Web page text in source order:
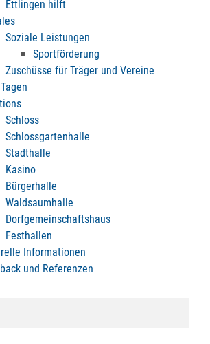
Ettlingen hilft
Soziale Leistungen
Sportförderung
Zuschüsse für Träger und Vereine
Schloss
Schlossgartenhalle
Stadthalle
Kasino
Bürgerhalle
Waldsaumhalle
Dorfgemeinschaftshaus
Festhallen
Informationen
und Referenzen